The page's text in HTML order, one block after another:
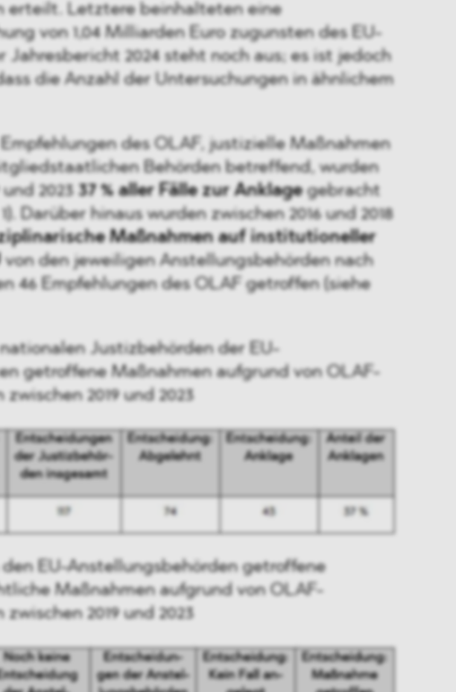
erteilt. Letztere beinhalteten eine
von 1,04 Milliarden Euro zugunsten des EU-
Jahresbericht 2024 steht noch aus; es ist jedoch
die Anzahl der Untersuchungen in ähnlichem
des OLAF, justizielle Maßnahmen
Behörden betreffend, wurden
2023 37 % aller Fälle zur Anklagegebracht
Darüber hinaus wurden zwischen 2016 und 2018
Maßnahmen auf institutioneller
von den jeweiligen Anstellungsbehörden nach
46 Empfehlungen des OLAF getroffen (siehe
nationalen Justizbehörden der EU-
getroffene Maßnahmen aufgrund von OLAF-
2019 und 2023
den EU-Anstellungsbehörden getroffene
Maßnahmen aufgrund von OLAF-
2019 und 2023